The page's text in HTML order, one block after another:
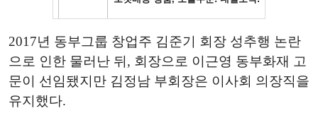
2017년 동부그룹 창업주 김준기 회장 성추행 논란
으로 인한 물러난 뒤, 회장으로 이근영 동부화재 고
문이 선임됐지만 김정남 부회장은 이사회 의장직을
유지했다.